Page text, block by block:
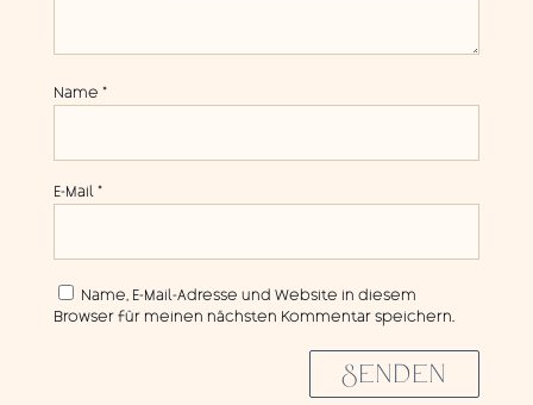
Name *
E-Mail *
Name, E-Mail-Adresse und Website in diesem
Browser für meinen nächsten Kommentar speichern.
SENDEN